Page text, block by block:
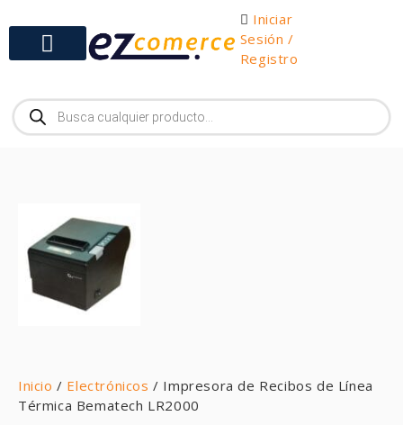
Iniciar
Sesión /
Registro
Inicio / Electrónicos / Impresora de Recibos de Línea
Térmica Bematech LR2000